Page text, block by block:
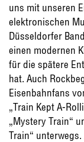
uns mit unseren
elektronischen
Düsseldorfer
einen modernen
für die spätere
hat. Auch
Eisenbahnfans
„Train Kept A-
„Mystery Train“
Train“